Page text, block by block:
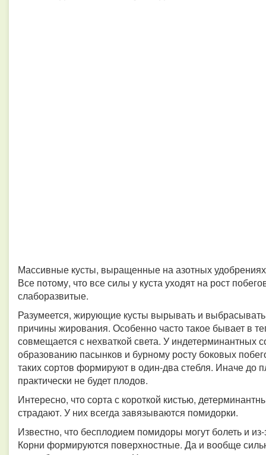
Массивные кусты, выращенные на азотных
Все потому, что все силы у куста уходят на рост
слаборазвитые.
Разумеется, жирующие кусты вырывать и
причины жирования. Особенно часто такое бывает в
совмещается с нехваткой света. У индетерминантных
образованию пасынков и бурному росту боковых
таких сортов формируют в один-два стебля. Иначе до
практически не будет плодов.
Интересно, что сорта с короткой кистью,
страдают. У них всегда завязываются помидорки.
Известно, что бесплодием помидоры могут болеть и
Корни формируются поверхностные. Да и вообще